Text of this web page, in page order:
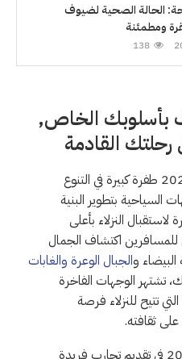
الحالة الصحية لضيوف
ومطمئنة
138
بأسلوبك الخاص,
القادمة
تشهد الوجهات الفاخرة في عام 2023 طفرة كبيرة في التنوع
السياحية بتطوير البنية
لاستقبال النزلاء بأعلى
للمسافرين اكتشاف الجمال
والجبال الوعرة والغابات
تشتهر الوجهات الفاخرة
التي تتيح للنزلاء فرصة
ثقافته.
تتفوق رحلات الفخامة في عام 2023 في تقديم تجارب فريدة